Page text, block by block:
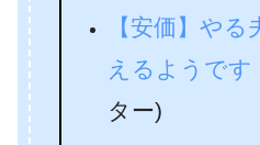
【安価】や
えるようです
ター)